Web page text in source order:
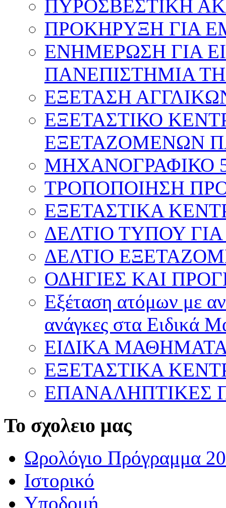
ΠΥΡΟΣΒΕΣΤΙΚΗ
ΠΡΟΚΗΡΥΞΗ ΓΙΑ
ΕΝΗΜΕΡΩΣΗ ΓΙΑ
ΠΑΝΕΠΙΣΤΗΜΙΑ
ΕΞΕΤΑΣΗ
ΕΞΕΤΑΣΤΙΚΟ
ΕΞΕΤΑΖΟΜΕΝΩΝ
ΜΗΧΑΝΟΓΡΑΦΙΚΟ
ΤΡΟΠΟΠΟΙΗΣΗ
ΕΞΕΤΑΣΤΙΚΑ
ΔΕΛΤΙΟ ΤΥΠΟΥ
ΔΕΛΤΙΟ
ΟΔΗΓΙΕΣ ΚΑΙ
Εξέταση ατόμων με
ανάγκες στα Ειδικά
ΕΙΔΙΚΑ
ΕΞΕΤΑΣΤΙΚΑ
ΕΠΑΝΑΛΗΠΤΙΚΕΣ
Το σχολειο μας
Ωρολόγιο Πρόγραμμα
Ιστορικό
Υποδομή